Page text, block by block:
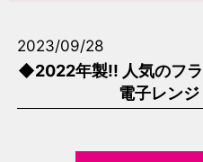
2023/09/28
◆2022年製!! 人気のフ
電子レン